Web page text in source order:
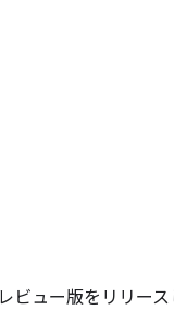
ュー版をリリース